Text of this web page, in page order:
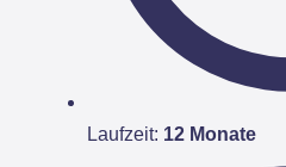
Laufzeit: 12 Monate